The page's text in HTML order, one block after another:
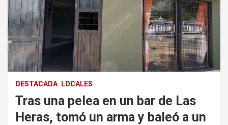
DESTACADA LOCALES
Tras una pelea en un bar de Las
Heras, tomó un arma y baleó a un